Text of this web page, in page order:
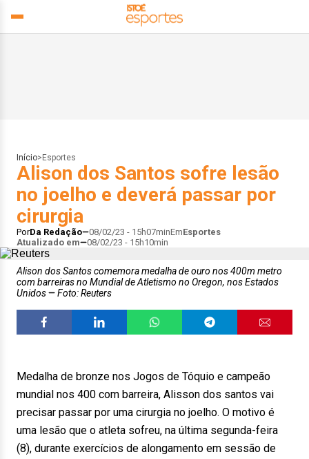
Início> Esportes
Alison dos Santos sofre lesão
no joelho e deverá passar por
cirurgia
PorDa Redação 08/02/23 - 15h07minEmEsportes
Atualizado em
08/02/23 - 15h10min
Alison dos Santos comemora medalha de ouro nos 400m metro
com barreiras no Mundial de Atletismo no Oregon, nos Estados
Unidos
Foto: Reuters
Medalha de bronze nos Jogos de Tóquio e campeão
mundial nos 400 com barreira, Alisson dos santos vai
precisar passar por uma cirurgia no joelho. O motivo é
uma lesão que o atleta sofreu, na última segunda-feira
(8), durante exercícios de alongamento em sessão de